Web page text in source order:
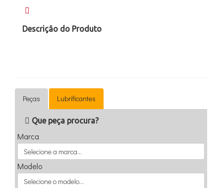
Descrição do Produto
Peças Lubrificantes
Que peça procura?
Marca
Modelo